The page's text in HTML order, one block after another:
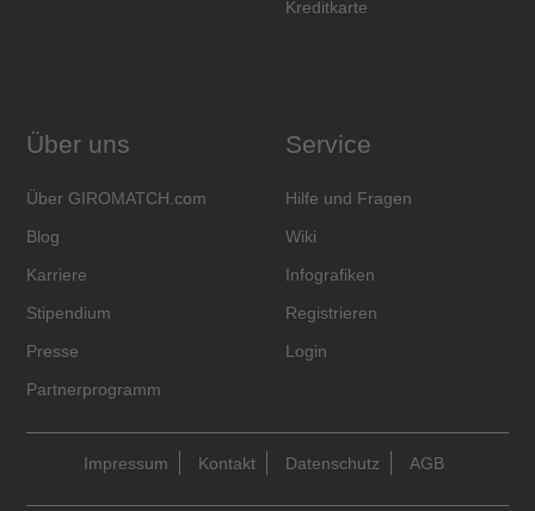
Kreditkarte
Über uns
Über GIROMATCH.com
Blog
Karriere
Stipendium
Presse
Partnerprogramm
Service
Hilfe und Fragen
Wiki
Infografiken
Registrieren
Login
Impressum Kontakt Datenschutz AGB